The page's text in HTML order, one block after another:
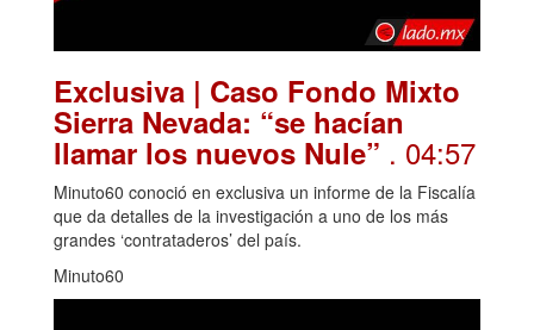
Exclusiva | Caso Fondo Mixto
Sierra Nevada: “se hacían
llamar los nuevos Nule” . 04:57
Minuto60 conoció en exclusiva un informe de la Fiscalía
que da detalles de la investigación a uno de los más
grandes ‘contrataderos’ del país.
Minuto60